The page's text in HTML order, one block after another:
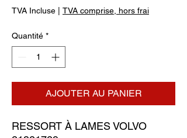
TVA Incluse TVA comprise, hors frai
Quantité *
AJOUTER AU PANIER
RESSORT À LAMES VOLVO